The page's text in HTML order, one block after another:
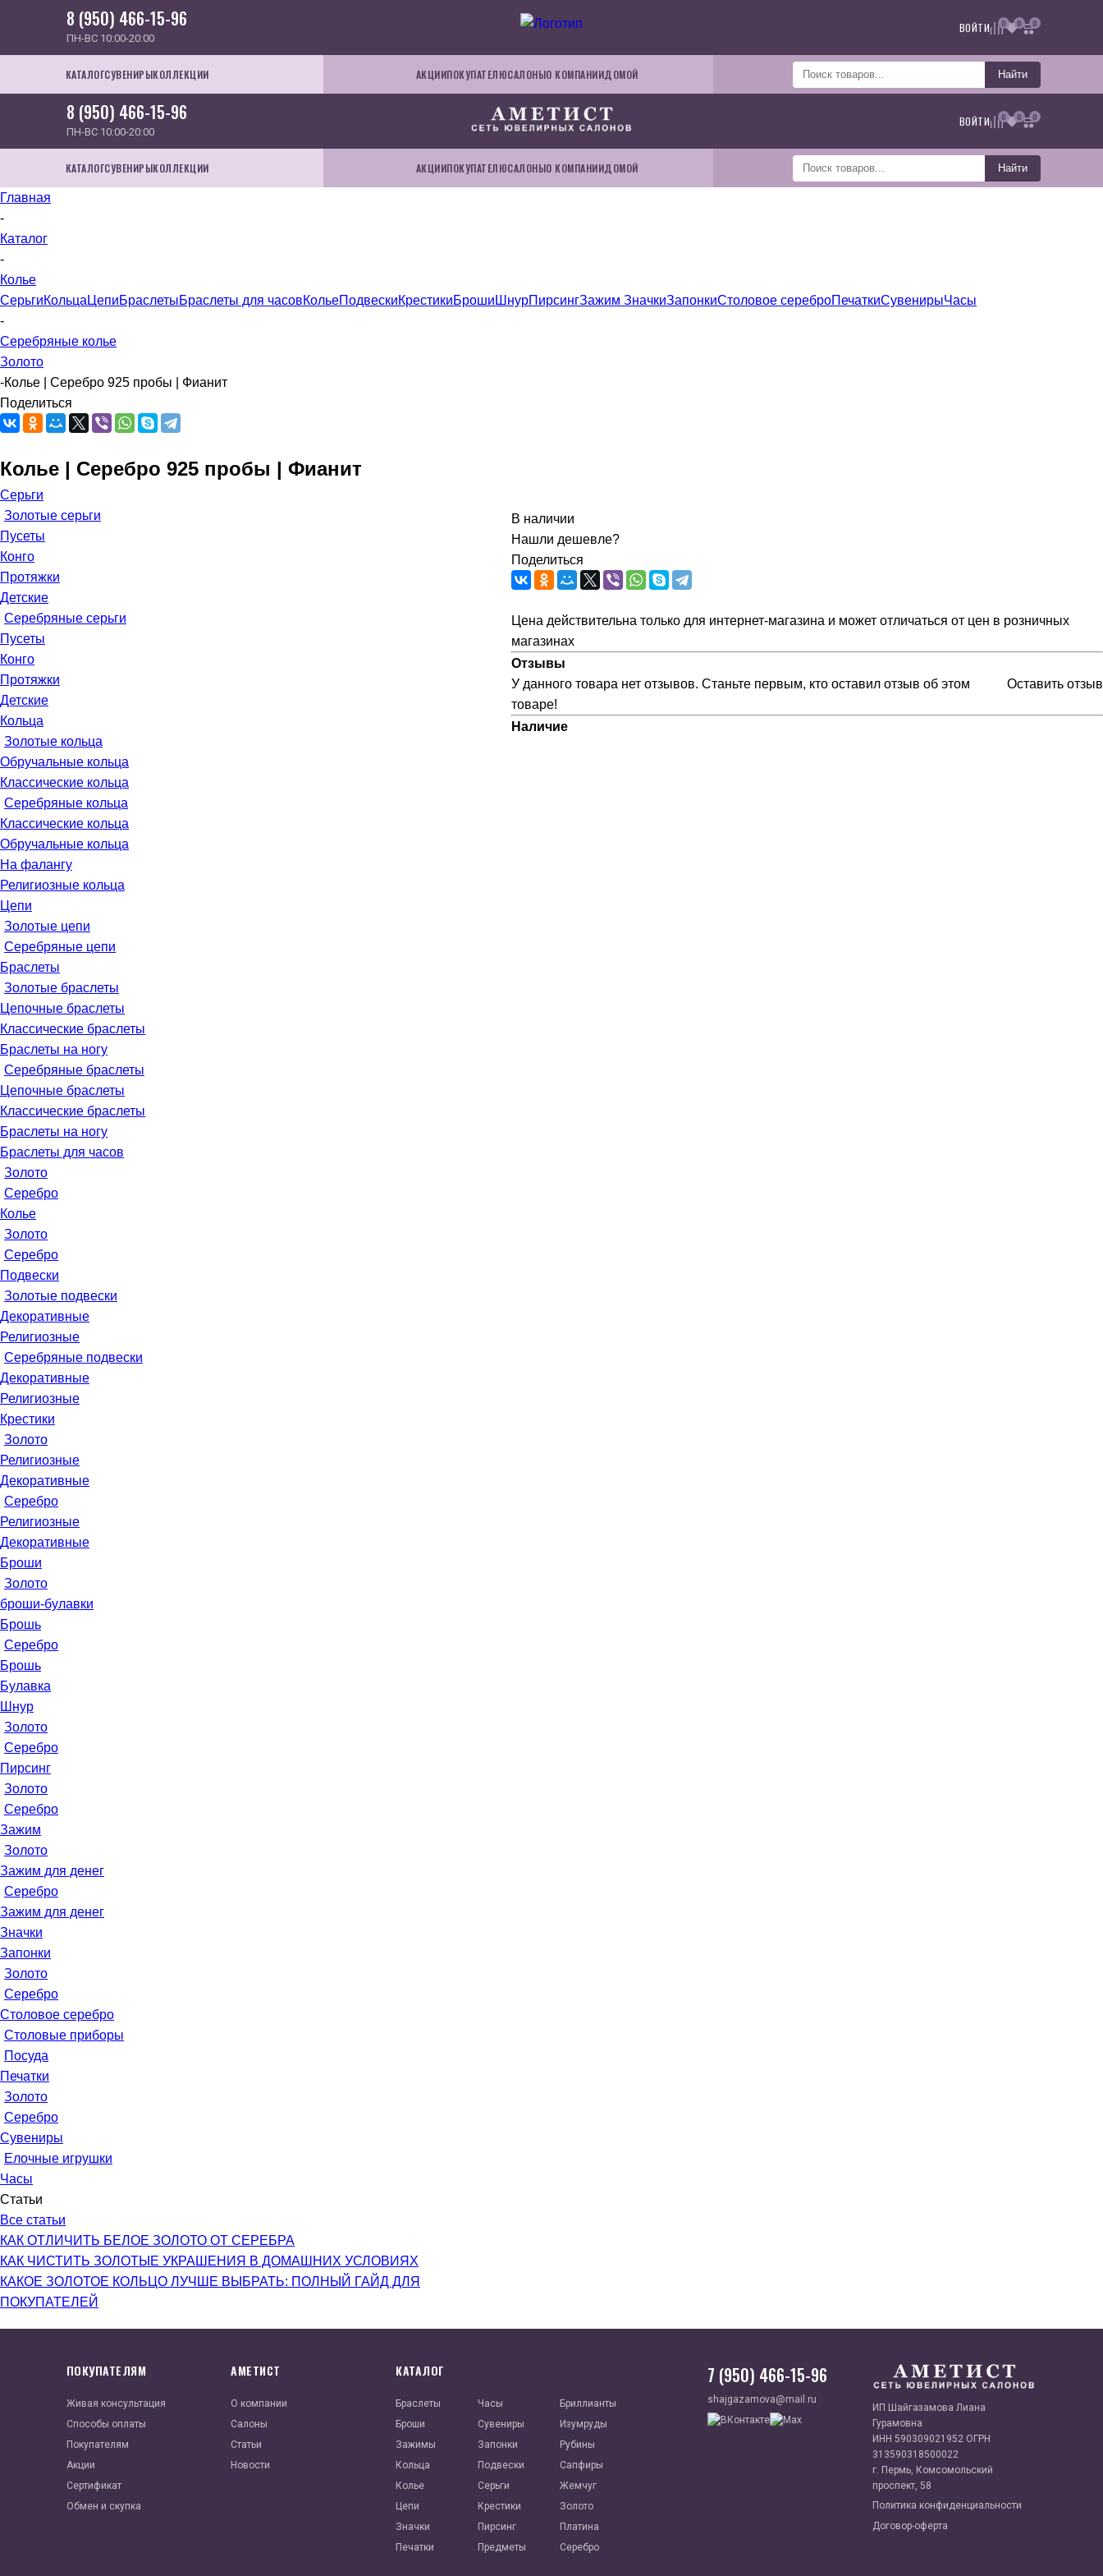
8 (950) 466-15-96
ПН-ВС 10:00-20:00
ВОЙТИ 0 0 0
КАТАЛОГСУВЕНИРЫКОЛЛЕКЦИИ АКЦИИПОКУПАТЕЛЮСАЛОНЫО КОМПАНИИДОМОЙ Найти
8 (950) 466-15-96
ПН-ВС 10:00-20:00
ВОЙТИ 0 0 0
КАТАЛОГСУВЕНИРЫКОЛЛЕКЦИИ АКЦИИПОКУПАТЕЛЮСАЛОНЫО КОМПАНИИДОМОЙ Найти
Главная
-
Каталог
-
Колье
СерьгиКольца ЦепиБраслетыБраслеты для часовКольеПодвескиКрестикиБроши ШнурПирсингЗажим ЗначкиЗапонкиСтоловое сереброПечаткиСувенирыЧасы
-
Серебряные колье
Золото
-Колье | Серебро 925 пробы | Фианит
Поделиться
Колье | Серебро 925 пробы | Фианит
В наличии
Нашли дешевле?
Поделиться
Цена действительна только для интернет-магазина и может отличаться от цен в розничных
магазинах
Отзывы
Оставить отзыв
У данного товара нет отзывов. Станьте первым, кто оставил отзыв об этом
товаре!
Наличие
Серьги
Золотые серьги
Пусеты
Конго
Протяжки
Детские
Серебряные серьги
Пусеты
Конго
Протяжки
Детские
Кольца
Золотые кольца
Обручальные кольца
Классические кольца
Серебряные кольца
Классические кольца
Обручальные кольца
На фалангу
Религиозные кольца
Цепи
Золотые цепи
Серебряные цепи
Браслеты
Золотые браслеты
Цепочные браслеты
Классические браслеты
Браслеты на ногу
Серебряные браслеты
Цепочные браслеты
Классические браслеты
Браслеты на ногу
Браслеты для часов
Золото
Серебро
Колье
Золото
Серебро
Подвески
Золотые подвески
Декоративные
Религиозные
Серебряные подвески
Декоративные
Религиозные
Крестики
Золото
Религиозные
Декоративные
Серебро
Религиозные
Декоративные
Броши
Золото
броши-булавки
Брошь
Серебро
Брошь
Булавка
Шнур
Золото
Серебро
Пирсинг
Золото
Серебро
Зажим
Золото
Зажим для денег
Серебро
Зажим для денег
Значки
Запонки
Золото
Серебро
Столовое серебро
Столовые приборы
Посуда
Печатки
Золото
Серебро
Сувениры
Елочные игрушки
Часы
Статьи
Все статьи
КАК ОТЛИЧИТЬ БЕЛОЕ ЗОЛОТО ОТ СЕРЕБРА
КАК ЧИСТИТЬ ЗОЛОТЫЕ УКРАШЕНИЯ В ДОМАШНИХ УСЛОВИЯХ
КАКОЕ ЗОЛОТОЕ КОЛЬЦО ЛУЧШЕ ВЫБРАТЬ: ПОЛНЫЙ ГАЙД ДЛЯ
ПОКУПАТЕЛЕЙ
ПОКУПАТЕЛЯМ
Живая консультация
Способы оплаты
Покупателям
Акции
Сертификат
Обмен и скупка
АМЕТИСТ
О компании
Салоны
Статьи
Новости
КАТАЛОГ
Браслеты
Броши
Зажимы
Кольца
Колье
Цепи
Значки
Печатки
Часы
Сувениры
Запонки
Подвески
Серьги
Крестики
Пирсинг
Предметы
Бриллианты
Изумруды
Рубины
Сапфиры
Жемчуг
Золото
Платина
Серебро
7 (950) 466-15-96
shajgazamova@mail.ru
ИП Шайгазамова Лиана
Гурамовна
ИНН 590309021952 ОГРН
313590318500022
г. Пермь, Комсомольский
проспект, 58
Политика конфиденциальности
Договор-оферта